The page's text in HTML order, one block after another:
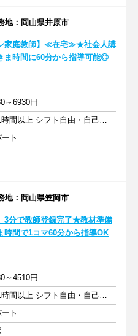
：岡山県井原市
ン家庭教師】≪在宅≫★社会人講
ま時間に60分から指導可能◎
～6930円
週1日以上 1日1時間以上 シフト自由・自己申告
ト
：岡山県笠岡市
3分で教師登録完了★教材準備
時間で1コマ60分から指導OK
～4510円
週1日以上 1日1時間以上 シフト自由・自己申告
ト